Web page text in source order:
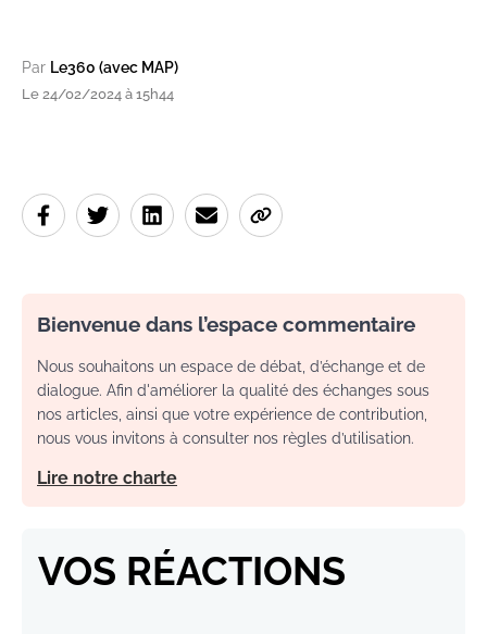
Par Le360 (avec MAP)
Le 24/02/2024 à 15h44
Bienvenue dans l’espace commentaire
Nous souhaitons un espace de débat, d’échange et de
dialogue. Afin d'améliorer la qualité des échanges sous
nos articles, ainsi que votre expérience de contribution,
nous vous invitons à consulter nos règles d’utilisation.
Lire notre charte
VOS RÉACTIONS